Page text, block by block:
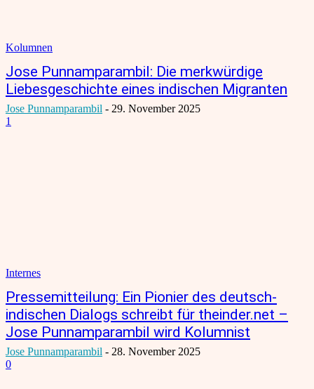
Kolumnen
Jose Punnamparambil: Die merkwürdige
Liebesgeschichte eines indischen Migranten
Jose Punnamparambil - 29. November 2025
1
Internes
Pressemitteilung: Ein Pionier des deutsch-
indischen Dialogs schreibt für theinder.net –
Jose Punnamparambil wird Kolumnist
Jose Punnamparambil - 28. November 2025
0